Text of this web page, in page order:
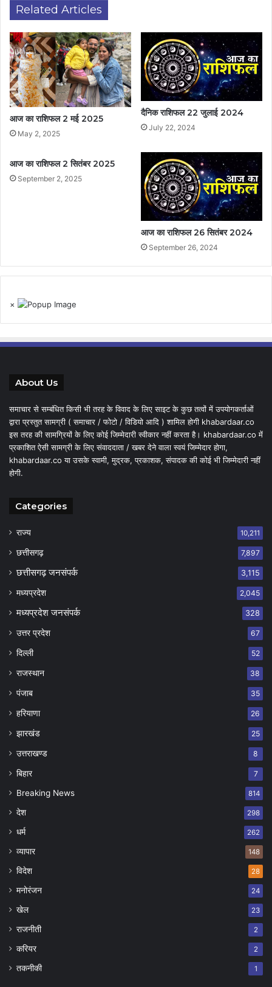
Related Articles
आज का राशिफल 2 मई 2025
May 2, 2025
दैनिक राशिफल 22 जुलाई 2024
July 22, 2024
आज का राशिफल 2 सितंबर 2025
September 2, 2025
आज का राशिफल 26 सितंबर 2024
September 26, 2024
×
About Us
समाचार से सम्बंधित किसी भी तरह के विवाद के लिए साइट के कुछ तत्वों में उपयोगकर्ताओं
द्वारा प्रस्तुत सामग्री ( समाचार / फोटो / विडियो आदि ) शामिल होगी khabardaar.co
इस तरह की सामग्रियों के लिए कोई जिम्मेदारी स्वीकार नहीं करता है। khabardaar.co में
प्रकाशित ऐसी सामग्री के लिए संवाददाता / खबर देने वाला स्वयं जिम्मेदार होगा,
khabardaar.co या उसके स्वामी, मुद्रक, प्रकाशक, संपादक की कोई भी जिम्मेदारी नहीं
होगी.
Categories
राज्य 10,211
छत्तीसगढ़ 7,897
छत्तीसगढ़ जनसंपर्क 3,115
मध्यप्रदेश 2,045
मध्यप्रदेश जनसंपर्क 328
उत्तर प्रदेश 67
दिल्ली 52
राजस्थान 38
पंजाब 35
हरियाणा 26
झारखंड 25
उत्तराखण्ड 8
बिहार 7
Breaking News 814
देश 298
धर्म 262
व्यापार 148
विदेश 28
मनोरंजन 24
खेल 23
राजनीती 2
करियर 2
तकनीकी 1